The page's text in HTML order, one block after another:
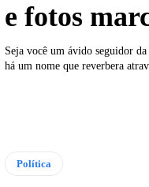
e fotos
Seja você um ávido seguidor
há um nome que reverbera
Política